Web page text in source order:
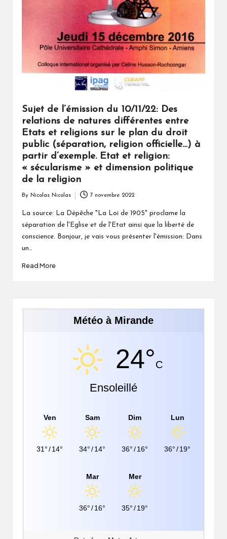
Sujet de l’émission du 10/11/22: Des
relations de natures différentes entre
Etats et religions sur le plan du droit
public (séparation, religion officielle…) à
partir d’exemple. Etat et religion:
« sécularisme » et dimension politique
de la religion
by
By Nicolas Nicolas 7 novembre 2022
La source: La Dépêche "La Loi de 1905" proclame la
séparation de l'Eglise et de l'Etat ainsi que la liberté de
conscience. Bonjour, je vais vous présenter l'émission: Dans
un…
Read More
Météo à Mirande
24°C
Ensoleillé
Ven
31°/14°
Sam
34°/14°
Dim
36°/16°
Lun
36°/19°
Mar
36°/16°
Mer
35°/19°